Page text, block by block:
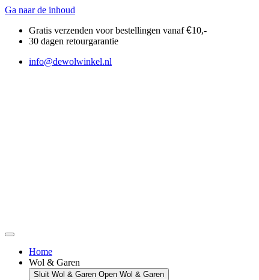
Ga naar de inhoud
Gratis verzenden voor bestellingen vanaf€10,-
30 dagen retourgarantie
info@dewolwinkel.nl
Home
Wol & Garen
Sluit Wol & Garen Open Wol & Garen